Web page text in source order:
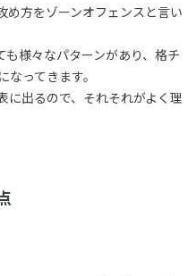
め方をゾーンオフェンスと言い
様々なパターンがあり、格チ
ってきます。
に出るので、それそれがよく理